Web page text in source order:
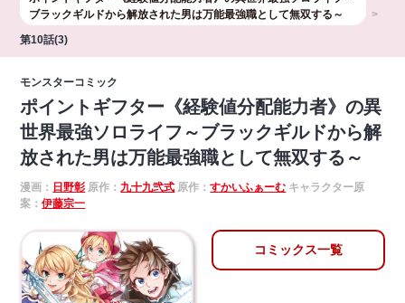
ブラックギルドから解放された男は万能最強職として無双する～
第10話(3)
モンスターコミック
ポイントギフター《経験値分配能力者》の異
世界最強ソロライフ～ブラックギルドから解
放された男は万能最強職として無双する～
漫画： 日野彰 原作： 九十九弐式 原作：すかいふぁーむ キャラクター原
案：伊藤宗一
コミックス一覧